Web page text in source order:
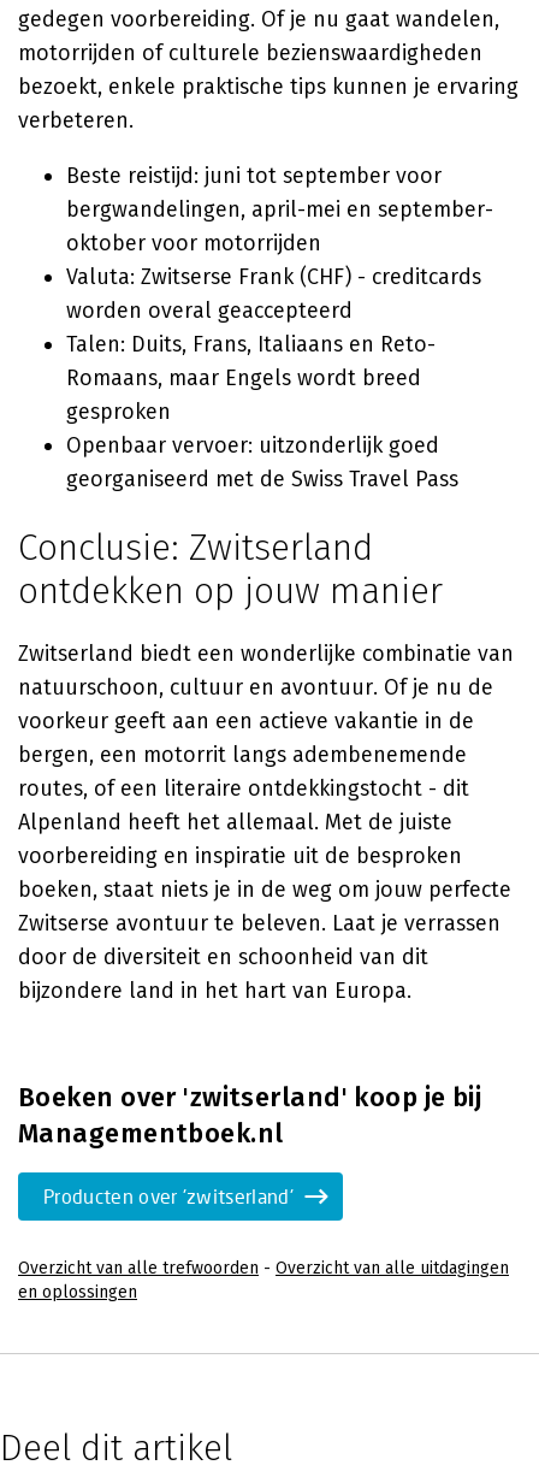
gedegen voorbereiding. Of je nu gaat wandelen,
motorrijden of culturele bezienswaardigheden
bezoekt, enkele praktische tips kunnen je ervaring
verbeteren.
Beste reistijd: juni tot september voor
bergwandelingen, april-mei en september-
oktober voor motorrijden
Valuta: Zwitserse Frank (CHF) - creditcards
worden overal geaccepteerd
Talen: Duits, Frans, Italiaans en Reto-
Romaans, maar Engels wordt breed
gesproken
Openbaar vervoer: uitzonderlijk goed
georganiseerd met de Swiss Travel Pass
Conclusie: Zwitserland
ontdekken op jouw manier
Zwitserland biedt een wonderlijke combinatie van
natuurschoon, cultuur en avontuur. Of je nu de
voorkeur geeft aan een actieve vakantie in de
bergen, een motorrit langs adembenemende
routes, of een literaire ontdekkingstocht - dit
Alpenland heeft het allemaal. Met de juiste
voorbereiding en inspiratie uit de besproken
boeken, staat niets je in de weg om jouw perfecte
Zwitserse avontuur te beleven. Laat je verrassen
door de diversiteit en schoonheid van dit
bijzondere land in het hart van Europa.
Boeken over 'zwitserland' koop je bij
Managementboek.nl
Producten over 'zwitserland'
Overzicht van alle trefwoorden - Overzicht van alle uitdagingen
en oplossingen
Deel dit artikel